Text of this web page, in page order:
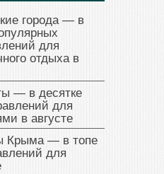
города — в
для
отдыха в
— в десятке
для
в августе
Крыма — в топе
для